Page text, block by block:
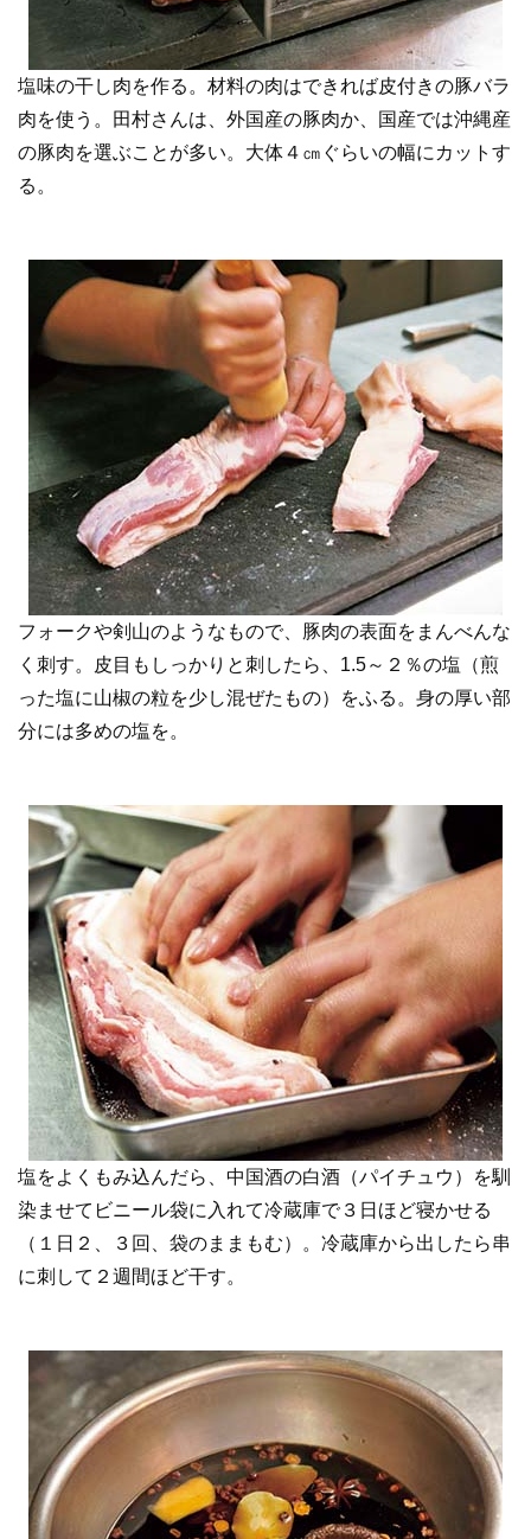
塩味の干し肉を作る。材料の肉はできれば皮付きの豚バラ
肉を使う。田村さんは、外国産の豚肉か、国産では沖縄産
の豚肉を選ぶことが多い。大体４㎝ぐらいの幅にカットす
る。
フォークや剣山のようなもので、豚肉の表面をまんべんな
く刺す。皮目もしっかりと刺したら、1.5～２％の塩（煎
った塩に山椒の粒を少し混ぜたもの）をふる。身の厚い部
分には多めの塩を。
塩をよくもみ込んだら、中国酒の白酒（パイチュウ）を馴
染ませてビニール袋に入れて冷蔵庫で３日ほど寝かせる
（１日２、３回、袋のままもむ）。冷蔵庫から出したら串
に刺して２週間ほど干す。